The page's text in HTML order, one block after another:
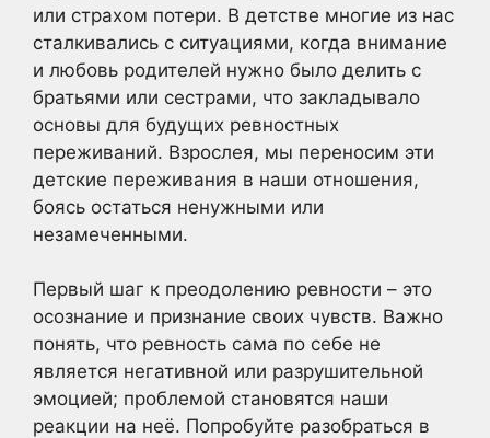
или страхом потери. В детстве многие из нас
сталкивались с ситуациями, когда внимание
и любовь родителей нужно было делить с
братьями или сестрами, что закладывало
основы для будущих ревностных
переживаний. Взрослея, мы переносим эти
детские переживания в наши отношения,
боясь остаться ненужными или
незамеченными.
Первый шаг к преодолению ревности – это
осознание и признание своих чувств. Важно
понять, что ревность сама по себе не
является негативной или разрушительной
эмоцией; проблемой становятся наши
реакции на неё. Попробуйте разобраться в